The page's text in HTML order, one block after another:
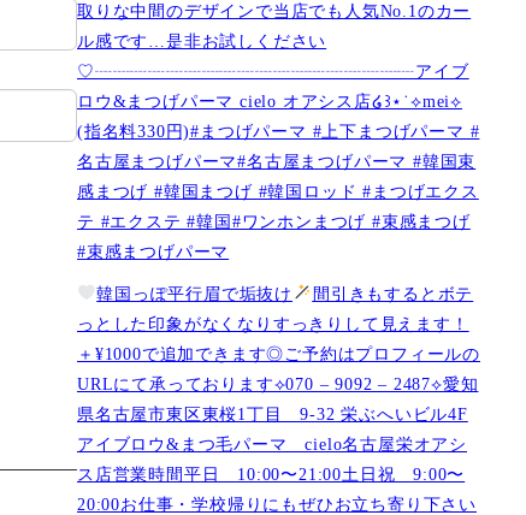
取りな中間のデザインで当店でも人気No.1のカー
ル感です…是非お試しください️
♡┈┈┈┈┈┈┈┈┈┈┈┈┈┈┈┈┈┈アイブ
ロウ&まつげパーマ cielo オアシス店໒꒱⋆˙⟡︎mei⟡
(指名料330円)#まつげパーマ #上下まつげパーマ #
名古屋まつげパーマ#名古屋まつげパーマ #韓国束
感まつげ #韓国まつげ #韓国ロッド #まつげエクス
テ #エクステ #韓国#ワンホンまつげ #束感まつげ
#束感まつげパーマ
韓国っぽ平行眉で垢抜け
間引きもするとボテ
っとした印象がなくなりすっきりして見えます！
＋¥1000で追加できます◎ご予約はプロフィールの
URLにて承っております⟡070 – 9092 – 2487⟡愛知
県名古屋市東区東桜1丁目 9-32 栄ぶへいビル4F
アイブロウ&まつ毛パーマ cielo名古屋栄オアシ
ス店営業時間平日 10:00〜21:00土日祝 9:00〜
20:00お仕事・学校帰りにもぜひお立ち寄り下さい